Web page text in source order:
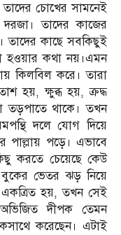
তাদের চোখের সামনেই
তাদের কাজের
কাছে সবকিছুই
হওয়ার কথা নয়।এমন
কিলবিল করে। তারা
হয়, ক্ষুব্ধ হয়, ক্রদ্ধ
তড়পাতে থাকে। তখন
দলে যোগ দিয়ে
পাল্লায় পড়ে। এভাবে
করতে চেয়েছে কেউ
ভেতর ঝড় নিয়ে
হয়, তখন সেই
দীপক তেমন
করেছেন। এটাই